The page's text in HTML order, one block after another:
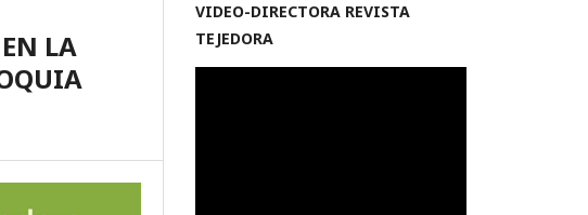
LA
VIDEO-DIRECTORA REVISTA
TEJEDORA